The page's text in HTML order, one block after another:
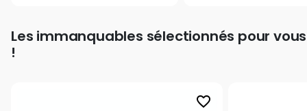
Les immanquables sélectionnés pour vous
!
favorite_border